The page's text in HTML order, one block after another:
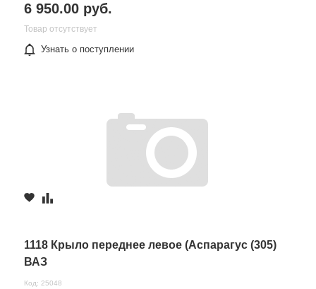
6 950.00 руб.
Товар отсутствует
Узнать о поступлении
1118 Крыло переднее левое (Аспарагус (305)
ВАЗ
Код: 25048